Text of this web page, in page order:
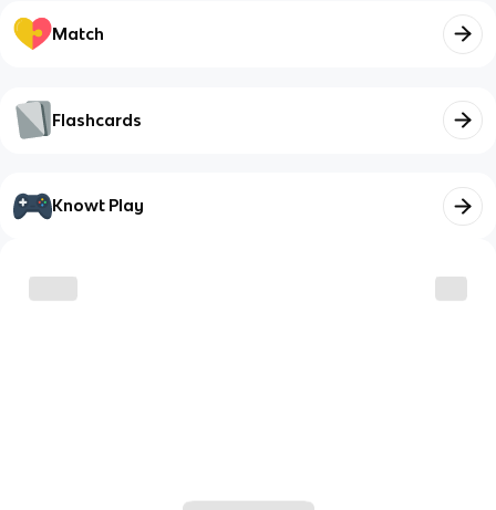
Match
Flashcards
Knowt Play